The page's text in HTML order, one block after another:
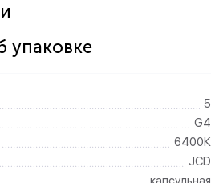
упаковке
5
G4
6400К
JCD